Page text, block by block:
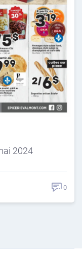
2024
0